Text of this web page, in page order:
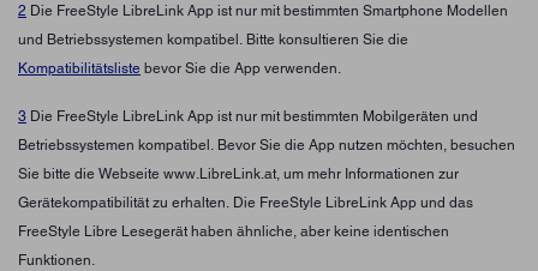
2 Die FreeStyle LibreLink App ist nur mit bestimmten Smartphone Modellen
und Betriebssystemen kompatibel. Bitte konsultieren Sie die
Kompatibilitätsliste bevor Sie die App verwenden.
3 Die FreeStyle LibreLink App ist nur mit bestimmten Mobilgeräten und
Betriebssystemen kompatibel. Bevor Sie die App nutzen möchten, besuchen
Sie bitte die Webseite www.LibreLink.at, um mehr Informationen zur
Gerätekompatibilität zu erhalten. Die FreeStyle LibreLink App und das
FreeStyle Libre Lesegerät haben ähnliche, aber keine identischen
Funktionen.